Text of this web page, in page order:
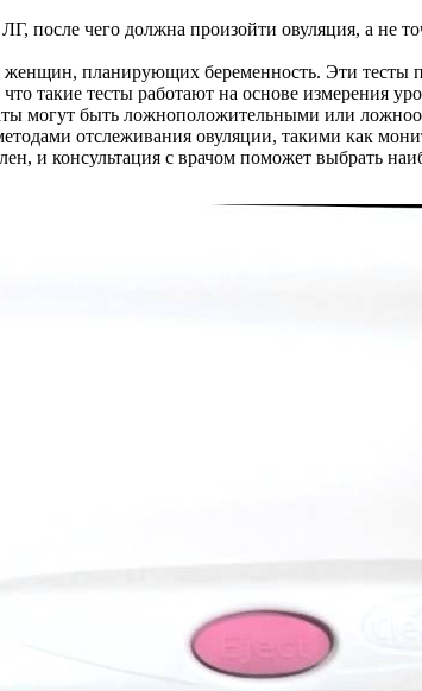
после чего должна произойти овуляция, а не
планирующих беременность. Эти тесты
такие тесты работают на основе измерения
могут быть ложноположительными или
отслеживания овуляции, такими как
и консультация с врачом поможет выбрать